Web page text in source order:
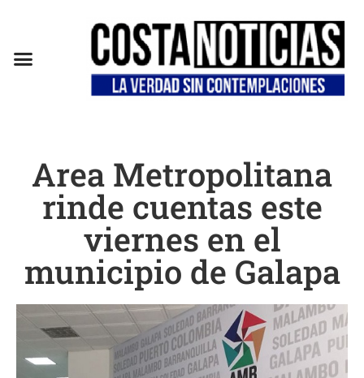
Area Metropolitana
rinde cuentas este
viernes en el
municipio de Galapa